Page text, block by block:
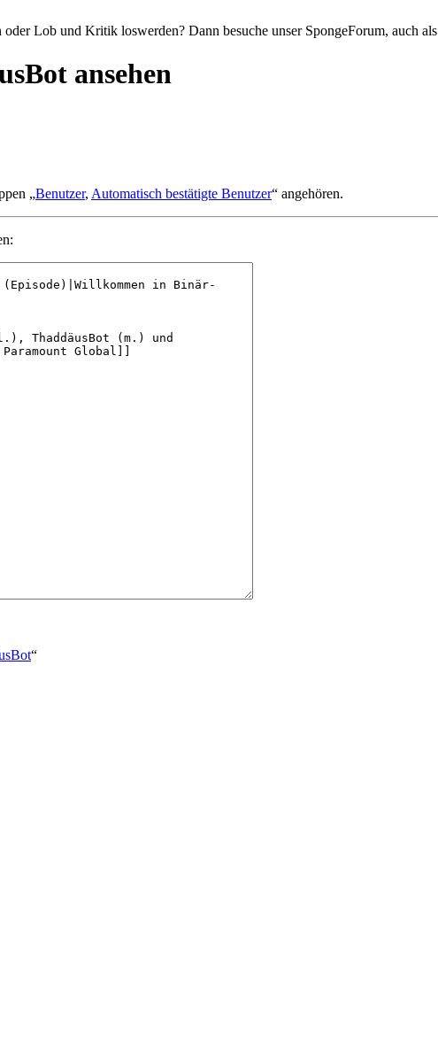
Lob und Kritik loswerden? Dann besuche unser SpongeForum, auch als
ansehen
„Benutzer, Automatisch bestätigte Benutzer“ angehören.
“